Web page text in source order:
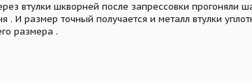
втулки шкворней после запрессовки прогоняли
. И размер точный получается и металл втулки
размера .